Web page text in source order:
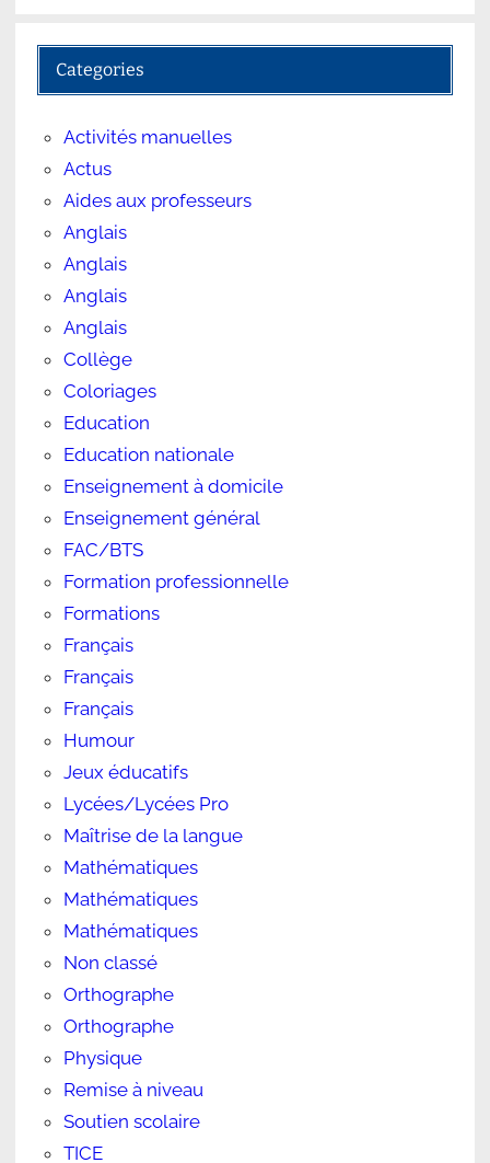
Categories
Activités manuelles
Actus
Aides aux professeurs
Anglais
Anglais
Anglais
Anglais
Collège
Coloriages
Education
Education nationale
Enseignement à domicile
Enseignement général
FAC/BTS
Formation professionnelle
Formations
Français
Français
Français
Humour
Jeux éducatifs
Lycées/Lycées Pro
Maîtrise de la langue
Mathématiques
Mathématiques
Mathématiques
Non classé
Orthographe
Orthographe
Physique
Remise à niveau
Soutien scolaire
TICE